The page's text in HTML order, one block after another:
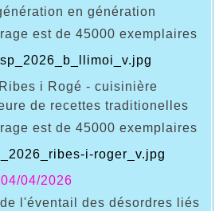
en génération
est de 45000 exemplaires
i Rogé - cuisinière
de recettes traditionelles
est de 45000 exemplaires
04/04/2026
l'éventail des désordres liés